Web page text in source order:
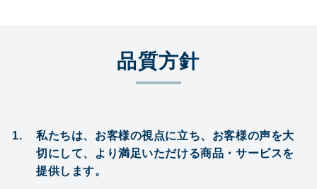
088-
699-
品質方針
私たちは、お客様の視点に立ち、お客様の声を大
切にして、より満足いただける商品・サービスを
提供します。